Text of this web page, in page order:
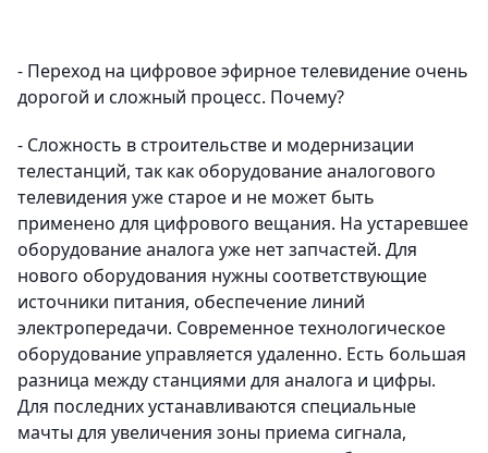
- Переход на цифровое эфирное телевидение очень
дорогой и сложный процесс. Почему?
- Сложность в строительстве и модернизации
телестанций, так как оборудование аналогового
телевидения уже старое и не может быть
применено для цифрового вещания. На устаревшее
оборудование аналога уже нет запчастей. Для
нового оборудования нужны соответствующие
источники питания, обеспечение линий
электропередачи. Современное технологическое
оборудование управляется удаленно. Есть большая
разница между станциями для аналога и цифры.
Для последних устанавливаются специальные
мачты для увеличения зоны приема сигнала,